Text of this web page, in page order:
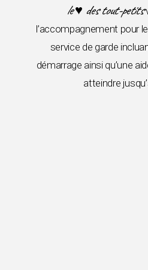
le ♥ des tout-petits
l’accompagnement pour
service de garde
démarrage ainsi qu’une
atteindre